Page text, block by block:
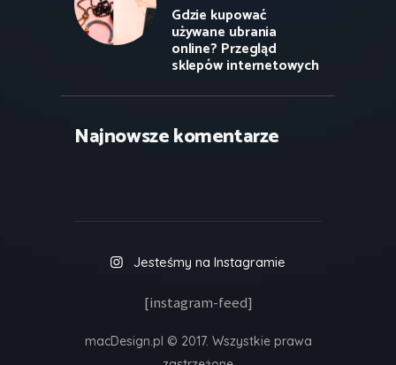
Gdzie kupować
używane ubrania
online? Przegląd
sklepów internetowych
Najnowsze komentarze
Jesteśmy na Instagramie
[instagram-feed]
macDesign.pl © 2017. Wszystkie prawa